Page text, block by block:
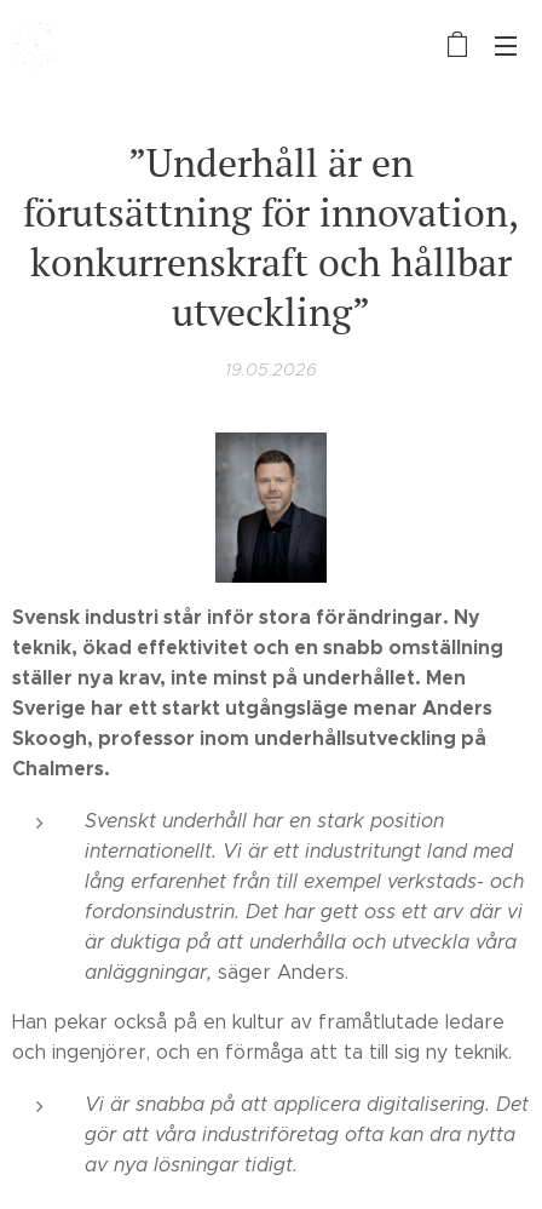
”Underhåll är en
förutsättning för innovation,
konkurrenskraft och hållbar
utveckling”
19.05.2026
Svensk industri står inför stora förändringar. Ny
teknik, ökad effektivitet och en snabb omställning
ställer nya krav, inte minst på underhållet. Men
Sverige har ett starkt utgångsläge menar Anders
Skoogh, professor inom underhållsutveckling på
Chalmers.
Svenskt underhåll har en stark position
internationellt. Vi är ett industritungt land med
lång erfarenhet från till exempel verkstads- och
fordonsindustrin. Det har gett oss ett arv där vi
är duktiga på att underhålla och utveckla våra
anläggningar, säger Anders.
Han pekar också på en kultur av framåtlutade ledare
och ingenjörer, och en förmåga att ta till sig ny teknik.
Vi är snabba på att applicera digitalisering. Det
gör att våra industriföretag ofta kan dra nytta
av nya lösningar tidigt.